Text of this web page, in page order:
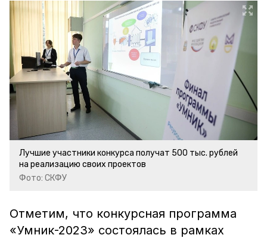
Лучшие участники конкурса получат 500 тыс. рублей
на реализацию своих проектов
Фото: СКФУ
Отметим, что конкурсная программа
«Умник-2023» состоялась в рамках